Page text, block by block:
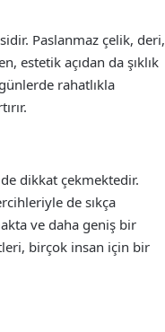
Paslanmaz çelik, deri,
estetik açıdan da şıklık
rahatlıkla
dikkat çekmektedir.
de sıkça
ve daha geniş bir
birçok insan için bir